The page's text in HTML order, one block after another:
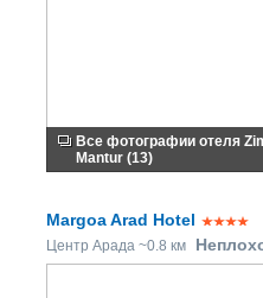
Все фотографии отеля
Mantur (13)
Margoa Arad Hotel
Центр Арада ~0.8 км